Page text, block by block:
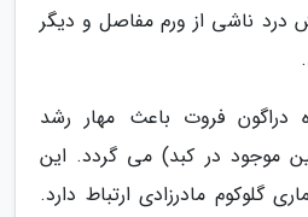
درد ناشی از ورم مفاصل و دیگر
دراگون فروت باعث مهار رشد
پی450 (پروتئین موجود در کبد) می گردد. این
گلوکوم مادرزادی ارتباط دارد.